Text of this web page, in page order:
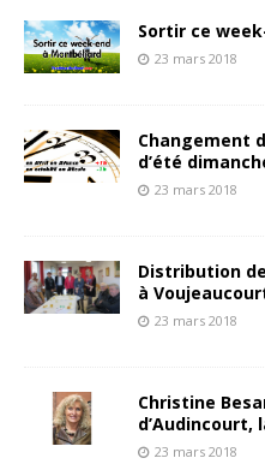
Sortir ce
23 mars 2018
Changement
d’été
23 mars 2018
Distribution
à
23 mars 2018
Christine
d’Audincourt,
23 mars 2018